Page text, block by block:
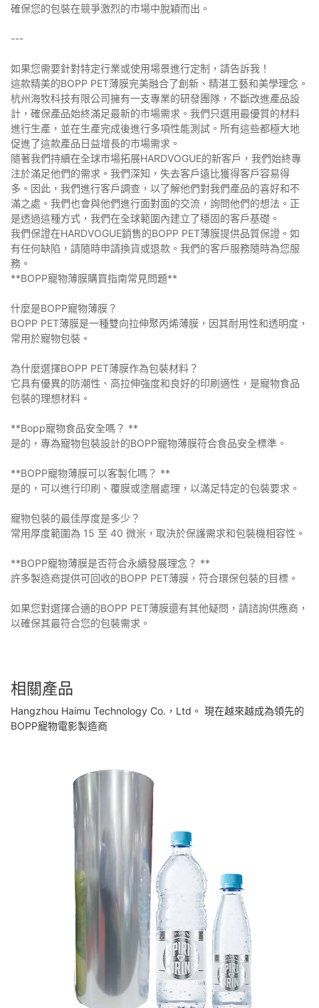
確保您的包裝在競爭激烈的市場中脫穎而出。
---
如果您需要針對特定行業或使用場景進行定制，請告訴我！
這款精美的BOPP PET薄膜完美融合了創新、精湛工藝和美學理念。
杭州海牧科技有限公司擁有一支專業的研發團隊，不斷改進產品設
計，確保產品始終滿足最新的市場需求。我們只選用最優質的材料
進行生產，並在生產完成後進行多項性能測試。所有這些都極大地
促進了這款產品日益增長的市場需求。
隨著我們持續在全球市場拓展HARDVOGUE的新客戶，我們始終專
注於滿足他們的需求。我們深知，失去客戶遠比獲得客戶容易得
多。因此，我們進行客戶調查，以了解他們對我們產品的喜好和不
滿之處。我們也會與他們進行面對面的交流，詢問他們的想法。正
是透過這種方式，我們在全球範圍內建立了穩固的客戶基礎。
我們保證在HARDVOGUE銷售的BOPP PET薄膜提供品質保證。如
有任何缺陷，請隨時申請換貨或退款。我們的客戶服務隨時為您服
務。
**BOPP寵物薄膜購買指南常見問題**
什麼是BOPP寵物薄膜？
BOPP PET薄膜是一種雙向拉伸聚丙烯薄膜，因其耐用性和透明度，
常用於寵物包裝。
為什麼選擇BOPP PET薄膜作為包裝材料？
它具有優異的防潮性、高拉伸強度和良好的印刷適性，是寵物食品
包裝的理想材料。
**Bopp寵物食品安全嗎？ **
是的，專為寵物包裝設計的BOPP寵物薄膜符合食品安全標準。
**BOPP寵物薄膜可以客製化嗎？ **
是的，可以進行印刷、覆膜或塗層處理，以滿足特定的包裝要求。
寵物包裝的最佳厚度是多少？
常用厚度範圍為 15 至 40 微米，取決於保護需求和包裝機相容性。
**BOPP寵物薄膜是否符合永續發展理念？ **
許多製造商提供可回收的BOPP PET薄膜，符合環保包裝的目標。
如果您對選擇合適的BOPP PET薄膜還有其他疑問，請諮詢供應商，
以確保其最符合您的包裝需求。
相關產品
Hangzhou Haimu Technology Co.，Ltd。 現在越來越成為領先的
BOPP寵物電影製造商